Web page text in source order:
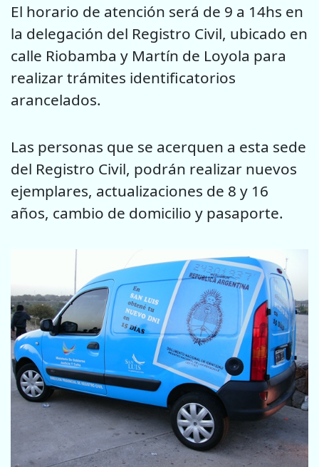
El horario de atención será de 9 a 14hs en
la delegación del Registro Civil, ubicado en
calle Riobamba y Martín de Loyola para
realizar trámites identificatorios
arancelados.
Las personas que se acerquen a esta sede
del Registro Civil, podrán realizar nuevos
ejemplares, actualizaciones de 8 y 16
años, cambio de domicilio y pasaporte.